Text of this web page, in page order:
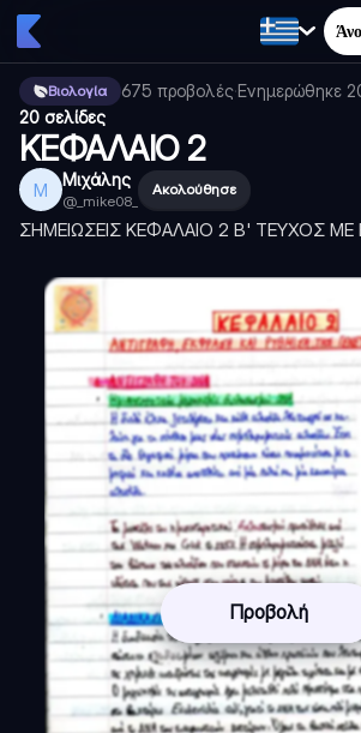
Βιολογία 675 προβολές·Ενημερώθηκε
20 σελίδες
ΚΕΦΑΛΑΙΟ 2
Μ Μιχάλης
@ _mike08_
Ακολούθησε
ΣΗΜΕΙΩΣΕΙΣ ΚΕΦΑΛΑΙΟ 2 Β' ΤΕΥΧΟΣ ΜΕ
Προβολή